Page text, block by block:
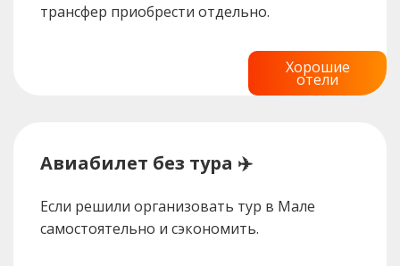
трансфер приобрести отдельно.
Хорошие
отели
Авиабилет без тура ✈️
Если решили организовать тур в Мале
самостоятельно и сэкономить.